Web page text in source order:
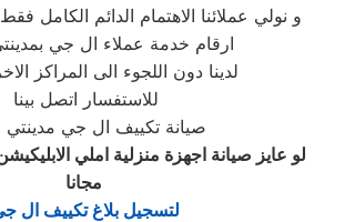
و نولي عملائنا الاهتمام الدائم الكامل
ارقام خدمة عملاء ال جي
لدينا دون اللجوء الى المراكز
للاستفسار اتصل بينا
صيانة تكييف ال جي
لو عايز صيانة اجهزة منزلية املي
مجانا
لتسجيل بلاغ تكييف ال